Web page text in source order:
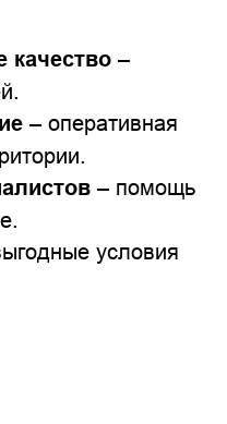
качество –
– оперативная
– помощь
условия